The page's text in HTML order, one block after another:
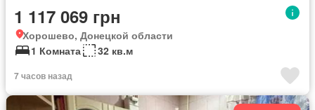
1 117 069 грн
Хорошево, Донецкой области
1 Комната
32 кв.м
7 часов назад